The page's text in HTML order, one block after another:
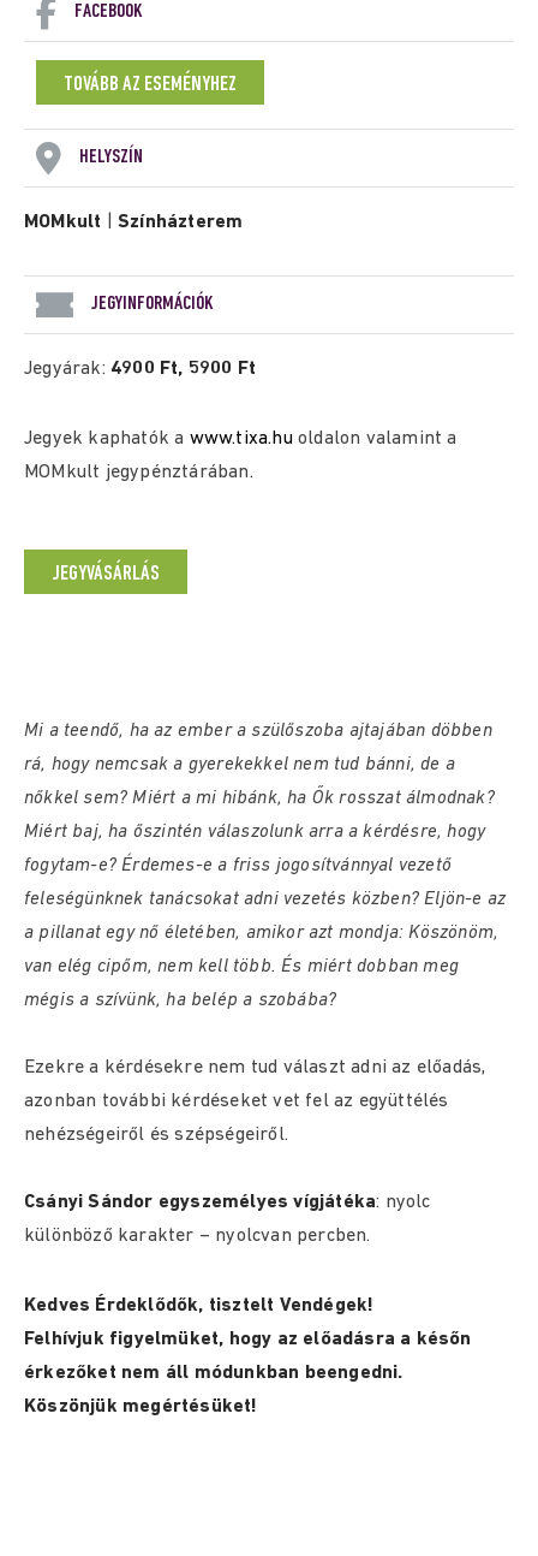
FACEBOOK
TOVÁBB AZ ESEMÉNYHEZ
HELYSZÍN
MOMkult |Színházterem
JEGYINFORMÁCIÓK
Jegyárak: 4900 Ft, 5900 Ft
Jegyek kaphatók a www.tixa.huoldalon valamint a
MOMkult jegypénztárában.
JEGYVÁSÁRLÁS
Mi a teendő, ha az ember a szülőszoba ajtajában döbben
rá, hogy nemcsak a gyerekekkel nem tud bánni, de a
nőkkel sem? Miért a mi hibánk, ha Ők rosszat álmodnak?
Miért baj, ha őszintén válaszolunk arra a kérdésre, hogy
fogytam-e? Érdemes-e a friss jogosítvánnyal vezető
feleségünknek tanácsokat adni vezetés közben? Eljön-e az
a pillanat egy nő életében, amikor azt mondja: Köszönöm,
van elég cipőm, nem kell több. És miért dobban meg
mégis a szívünk, ha belép a szobába?
Ezekre a kérdésekre nem tud választ adni az előadás,
azonban további kérdéseket vet fel az együttélés
nehézségeiről és szépségeiről.
Csányi Sándor egyszemélyes vígjátéka: nyolc
különböző karakter – nyolcvan percben.
Kedves Érdeklődők, tisztelt Vendégek!
Felhívjuk figyelmüket, hogy az előadásra a későn
érkezőket nem áll módunkban beengedni.
Köszönjük megértésüket!